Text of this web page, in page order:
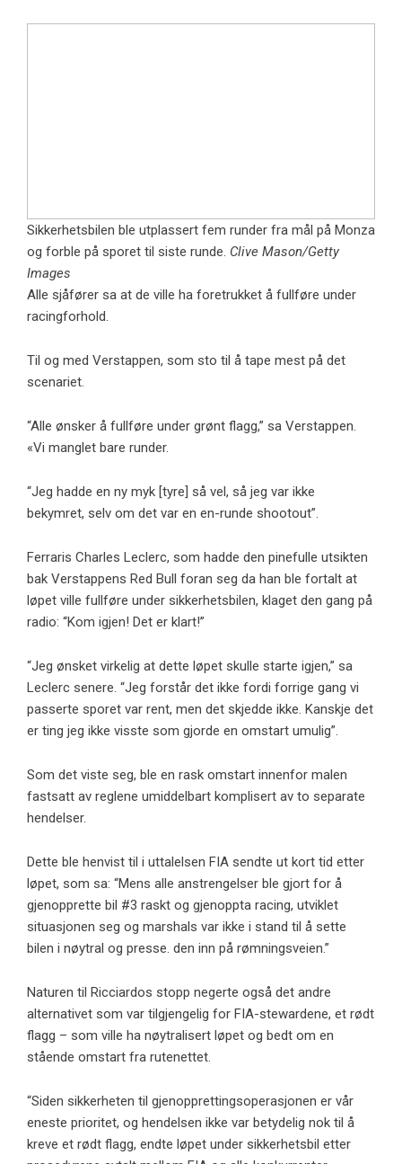
Sikkerhetsbilen ble utplassert fem runder fra mål på Monza
og forble på sporet til siste runde. Clive Mason/Getty
Images
Alle sjåfører sa at de ville ha foretrukket å fullføre under
racingforhold.
Til og med Verstappen, som sto til å tape mest på det
scenariet.
“Alle ønsker å fullføre under grønt flagg,” sa Verstappen.
«Vi manglet bare runder.
“Jeg hadde en ny myk [tyre] så vel, så jeg var ikke
bekymret, selv om det var en en-runde shootout”.
Ferraris Charles Leclerc, som hadde den pinefulle utsikten
bak Verstappens Red Bull foran seg da han ble fortalt at
løpet ville fullføre under sikkerhetsbilen, klaget den gang på
radio: “Kom igjen! Det er klart!”
“Jeg ønsket virkelig at dette løpet skulle starte igjen,” sa
Leclerc senere. “Jeg forstår det ikke fordi forrige gang vi
passerte sporet var rent, men det skjedde ikke. Kanskje det
er ting jeg ikke visste som gjorde en omstart umulig”.
Som det viste seg, ble en rask omstart innenfor malen
fastsatt av reglene umiddelbart komplisert av to separate
hendelser.
Dette ble henvist til i uttalelsen FIA sendte ut kort tid etter
løpet, som sa: “Mens alle anstrengelser ble gjort for å
gjenopprette bil #3 raskt og gjenoppta racing, utviklet
situasjonen seg og marshals var ikke i stand til å sette
bilen i nøytral og presse. den inn på rømningsveien.”
Naturen til Ricciardos stopp negerte også det andre
alternativet som var tilgjengelig for FIA-stewardene, et rødt
flagg – som ville ha nøytralisert løpet og bedt om en
stående omstart fra rutenettet.
“Siden sikkerheten til gjenopprettingsoperasjonen er vår
eneste prioritet, og hendelsen ikke var betydelig nok til å
kreve et rødt flagg, endte løpet under sikkerhetsbil etter